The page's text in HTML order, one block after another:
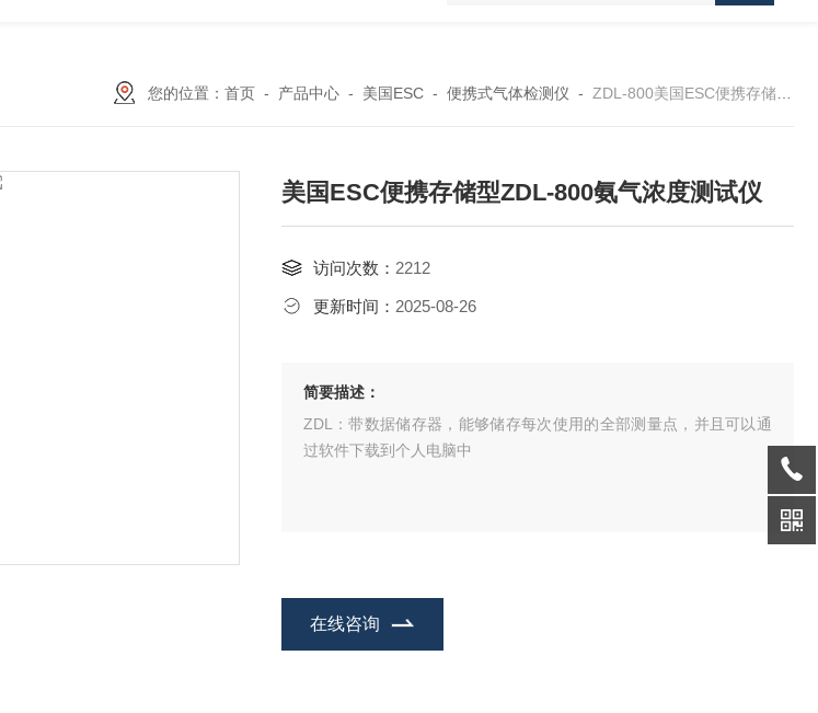
您的位置： 首页- 产品中心- 美国ESC- 便携式气体检测仪 - ZDL-800美国ESC便携存储型ZDL-800氨气浓度测试仪
美国ESC便携存储型ZDL-800氨气浓度测试仪
访问次数： 2212
更新时间： 2025-08-26
简要描述：
ZDL：带数据储存器，能够储存每次使用的全部测量点，并且可以通
过软件下载到个人电脑中
在线咨询